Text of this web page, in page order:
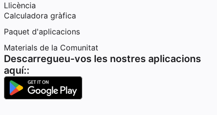
Llicència
Calculadora gràfica
Paquet d'aplicacions
Materials de la Comunitat
Descarregueu-vos les nostres aplicacions
aquí::